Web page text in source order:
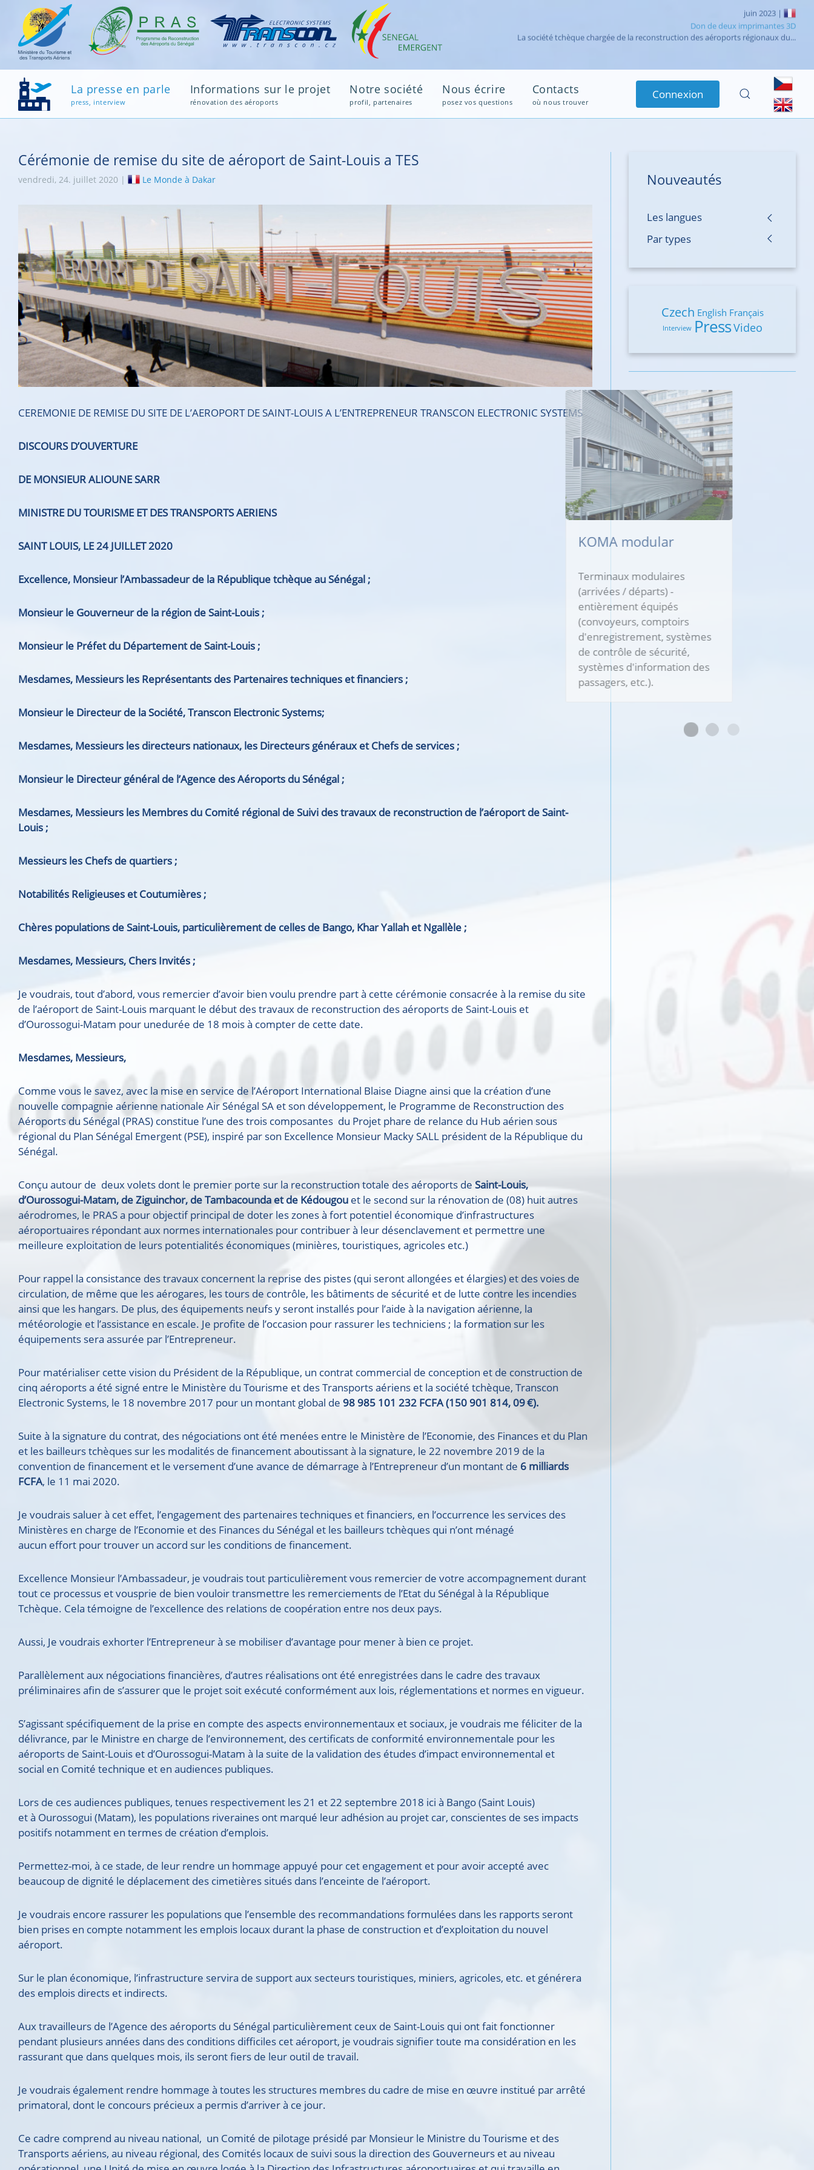
avril 2023 |
Test réussi du système de radiocommunication VHF
Aviation -Sénégal : Test réussi de radiocommunication VHF de l’Aéroport...
La presse en parle
press, interview
Informations sur le projet
rénovation des aéroports
Notre société
profil, partenaires
Nous écrire
posez vos questions
Contacts
où nous trouver
Connexion
Cérémonie de remise du site de aéroport de Saint-Louis a TES
vendredi, 24. juillet 2020 | Le Monde à Dakar
CEREMONIE DE REMISE DU SITE DE L’AEROPORT DE SAINT-LOUIS A L’ENTREPRENEUR TRANSCON ELECTRONIC SYSTEMS
DISCOURS D’OUVERTURE
DE MONSIEURALIOUNE SARR
MINISTREDU TOURISME ETDES TRANSPORTS AERIENS
SAINT LOUIS, LE24 JUILLET2020
Excellence, Monsieur l’Ambassadeur de la Républiquetchèqueau Sénégal ;
Monsieur le Gouverneur de la région de Saint-Louis ;
Monsieur le Préfet du Département de Saint-Louis ;
Mesdames, Messieurs les Représentants des Partenaires techniques et financiers ;
Monsieur le Directeur de la Société, Transcon Electronic Systems;
Mesdames, Messieurs les directeurs nationaux, les Directeurs généraux etChefs de services ;
Monsieur le Directeur général de l’Agence des Aéroports du Sénégal ;
Mesdames, Messieurs les Membres du Comité régional de Suivi des travaux de reconstruction de l’aéroport de Saint-
Louis ;
Messieurs les Chefs de quartiers ;
Notabilités Religieuses et Coutumières ;
Chères populations de Saint-Louis, particulièrement de celles de Bango, KharYallah etNgallèle ;
Mesdames, Messieurs, Chers Invités ;
Je voudrais, tout d’abord, vous remercier d’avoir bien voulu prendre part à cette cérémonie consacrée à la remise du site
de l’aéroport de Saint-Louis marquant le début des travaux de reconstruction des aéroports de Saint-Louis et
d’Ourossogui-Matam pour unedurée de 18 mois à compter de cette date.
Mesdames, Messieurs,
Comme vous le savez, avec la mise en service de l’Aéroport International Blaise Diagne ainsi que la création d’une
nouvelle compagnie aérienne nationale Air Sénégal SA et son développement, le Programme de Reconstruction des
Aéroports du Sénégal (PRAS) constitue l’une des trois composantes du Projet phare de relance du Hub aérien sous
régional du Plan Sénégal Emergent (PSE), inspiré par son Excellence Monsieur Macky SALL président de la République du
Sénégal.
Conçu autour de deux volets dont le premier porte sur la reconstruction totale des aéroports de Saint-Louis,
d’Ourossogui-Matam, de Ziguinchor, de Tambacounda et de Kédougou et le second sur la rénovation de (08) huit autres
aérodromes, le PRAS a pour objectif principal de doter les zones à fort potentiel économique d’infrastructures
aéroportuaires répondant aux normes internationales pour contribuer à leur désenclavement et permettre une
meilleure exploitation de leurs potentialités économiques (minières, touristiques, agricoles etc.)
Pour rappel la consistance des travaux concernent la reprise des pistes (qui seront allongées et élargies) et des voies de
circulation, de même que les aérogares, les tours de contrôle, les bâtiments de sécurité et de lutte contre les incendies
ainsi que les hangars. De plus, des équipements neufs y seront installés pour l’aide à la navigation aérienne, la
météorologie et l’assistance en escale. Je profite de l’occasion pour rassurer les techniciens ; la formation sur les
équipements sera assurée par l’Entrepreneur.
Pour matérialiser cette vision du Président de la République, un contrat commercial de conception et de construction de
cinq aéroports a été signé entre le Ministère du Tourisme et des Transports aériens et la société tchèque, Transcon
Electronic Systems, le 18 novembre 2017 pour un montant global de 98 985 101 232 FCFA (150 901 814, 09€).
Suite à la signature du contrat, des négociations ont été menées entre le Ministère de l’Economie, des Finances et du Plan
et les bailleurs tchèques sur les modalités de financement aboutissant à la signature, le 22 novembre 2019 de la
convention de financement et le versement d’une avance de démarrage à l’Entrepreneur d’un montant de 6 milliards
FCFA, le 11 mai 2020.
Je voudrais saluer à cet effet, l’engagement des partenaires techniques et financiers, en l’occurrence les services des
Ministères en charge de l’Economie et des Finances du Sénégal et les bailleurs tchèques qui n’ont ménagé
aucun effort pour trouver un accord sur les conditions de financement.
Excellence Monsieur l’Ambassadeur, je voudrais tout particulièrement vous remercier de votre accompagnement durant
tout ce processus et vousprie de bien vouloir transmettre les remerciements de l’Etat du Sénégal à la République
Tchèque. Cela témoigne de l’excellence des relations de coopération entre nos deux pays.
Aussi, Je voudrais exhorter l’Entrepreneur à se mobiliser d’avantage pour mener à bien ce projet.
Parallèlement aux négociations financières, d’autres réalisations ont été enregistrées dans le cadre des travaux
préliminaires afin de s’assurer que le projet soit exécuté conformément aux lois, réglementations et normes en vigueur.
S’agissant spécifiquement de la prise en compte des aspects environnementaux et sociaux, je voudrais me féliciter de la
délivrance, par le Ministre en charge de l’environnement, des certificats de conformité environnementale pour les
aéroports de Saint-Louis et d’Ourossogui-Matam à la suite de la validation des études d’impact environnemental et
social en Comité technique et en audiences publiques.
Lors de ces audiences publiques, tenues respectivement les 21 et 22 septembre 2018 ici à Bango (Saint Louis)
et à Ourossogui (Matam), les populations riveraines ont marqué leur adhésion au projet car, conscientes de ses impacts
positifs notamment en termes de création d’emplois.
Permettez-moi, à ce stade, de leur rendre un hommage appuyé pour cet engagement et pour avoir accepté avec
beaucoup de dignité le déplacement des cimetières situés dans l’enceinte de l’aéroport.
Je voudrais encore rassurer les populations que l’ensemble des recommandations formulées dans les rapports seront
bien prises en compte notamment les emplois locaux durant la phase de construction et d’exploitation du nouvel
aéroport.
Sur le plan économique, l’infrastructure servira de support aux secteurs touristiques, miniers, agricoles, etc. et générera
des emplois directs et indirects.
Aux travailleurs de l’Agence des aéroports du Sénégal particulièrement ceux de Saint-Louis qui ont fait fonctionner
pendant plusieurs années dans des conditions difficiles cet aéroport, je voudrais signifier toute ma considération en les
rassurant que dans quelques mois, ils seront fiers de leur outil de travail.
Je voudrais également rendre hommage à toutes les structures membres du cadre de mise en œuvre institué par arrêté
primatoral, dont le concours précieux a permis d’arriver à ce jour.
Ce cadre comprend au niveau national, un Comité de pilotage présidé par Monsieur le Ministre du Tourisme et des
Transports aériens, au niveau régional, des Comités locaux de suivi sous la direction des Gouverneurs et au niveau
Nouveautés
Les langues
Par types
Czech English Français
Interview PressVideo
SAFETY PRO s.r.o.
SAFETY PRO (République
tchèque) fournit des activités
d'ingénierie complètes dans
l'industrie de la construction,
ce qui comprend la direction
des travaux, la supervision
technique, la sécurité et la
santé au travail et la
géologiques et géotechniques